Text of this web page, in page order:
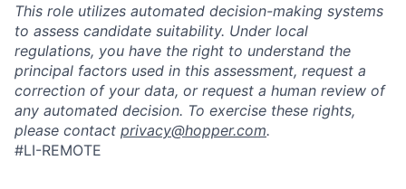
This role utilizes automated decision-making systems
to assess candidate suitability. Under local
regulations, you have the right to understand the
principal factors used in this assessment, request a
correction of your data, or request a human review of
any automated decision. To exercise these rights,
please contact privacy@hopper.com.
#LI-REMOTE